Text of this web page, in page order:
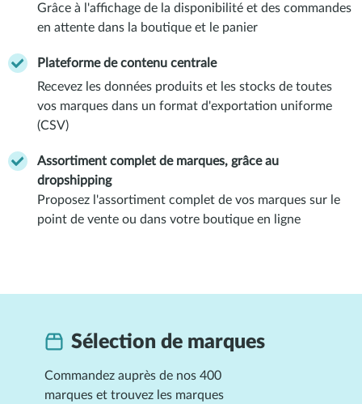
Grâce à l'affichage de la disponibilité et des commandes
en attente dans la boutique et le panier
Plateforme de contenu centrale
Recevez les données produits et les stocks de toutes
vos marques dans un format d'exportation uniforme
(CSV)
Assortiment complet de marques, grâce au
dropshipping
Proposez l'assortiment complet de vos marques sur le
point de vente ou dans votre boutique en ligne
Sélection de marques
Commandez auprès de nos 400
marques et trouvez les marques